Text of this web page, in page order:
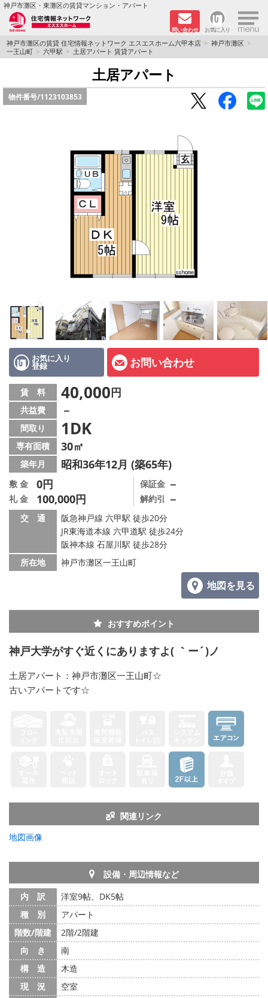
神戸市灘区・東灘区の賃貸マンション・アパート
問い合わせ お気に入り ×
TOPページ
学生さん向け物件
ペット飼育可物件
路線·駅から探す
店舗情報·アクセス
会社概要
メールでお問い合わせ
神戸市灘区の賃貸 住宅情報ネットワーク エスエスホーム六甲本店
神戸市灘区
一王山町
六甲駅 土居アパート 賃貸アパート
土居アパート
物件番号/1123103853
お気に入り
登録 お問い合わせ
賃 料 40,000円
共益費 －
間取り 1DK
専有面積 30㎡
築年月 昭和36年12月 (築65年)
敷 金 0円
礼 金 100,000円
保証金 －
解約引 －
交 通
阪急神戸線 六甲駅 徒歩20分
JR東海道本線 六甲道駅 徒歩24分
阪神本線 石屋川駅 徒歩28分
所在地
神戸市灘区一王山町
地図を見る
おすすめポイント
神戸大学がすぐ近くにありますよ( ｀ー´)ノ
土居アパート：神戸市灘区一王山町☆
古いアパートです☆
関連リンク
地図画像
設備・周辺情報など
内 訳
洋室9帖、DK5帖
種 別
アパート
階数/階建
2階/2階建
向 き
南
構 造
木造
現 況
空室